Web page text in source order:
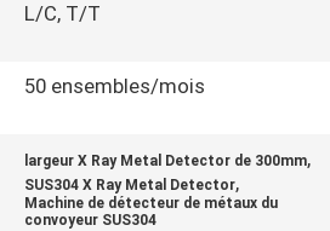
L/C, T/T
50 ensembles/mois
largeur X Ray Metal Detector de 300mm,
SUS304 X Ray Metal Detector,
Machine de détecteur de métaux du
convoyeur SUS304